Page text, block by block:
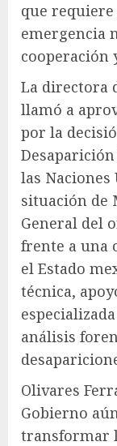
que
emergencia
cooperación
La directora
llamó a
por la
las Naciones
situación de
General del
frente a una
el Estado
técnica,
análisis
Olivares
Gobierno
transformar